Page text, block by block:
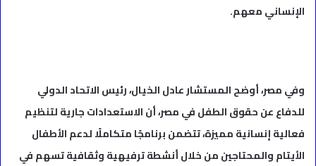
الإنساني معهم.
وفي مصر، أوضح المستشار عادل الخيال، رئيس الاتحاد الدولي
للدفاع عن حقوق الطفل في مصر، أن الاستعدادات جارية لتنظيم
فعالية إنسانية مميزة، تتضمن برنامجًا متكاملًا لدعم الأطفال
الأيتام والمحتاجين من خلال أنشطة ترفيهية وثقافية تسهم في